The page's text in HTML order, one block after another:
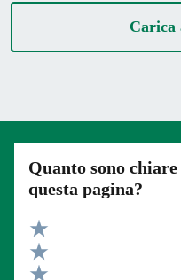
Quanto sono
questa pagina?
Valuta 5 stelle su 5
Valuta 4 stelle su 5